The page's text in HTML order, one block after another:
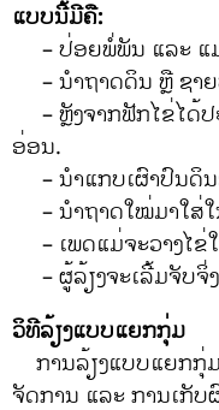
ແບບນີ້ມີຄື:
– ປ່ອຍພໍ່ພັນ ແລະ ແມ່
– ນໍາຖາດດິນ ຫຼື ຊາຍ
– ຫຼັງຈາກຟັກໄຂ່ໄດ້ປ
ອ່ອນ.
– ນໍາແກບເຜົາປົນດິ
– ນໍາຖາດໃໝ່ມາໃສ່ໃ
– ເພດແມ່ຈະວາງໄຂ່
– ຜູ້ລ້ຽງຈະເລີ້ມຈັບຈິ່
ວິທີລ້ຽງແບບແຍກກຸ່ມ
ການລ້ຽງແບບແຍກກຸ່
ຈັດການ ແລະ ການເກັ